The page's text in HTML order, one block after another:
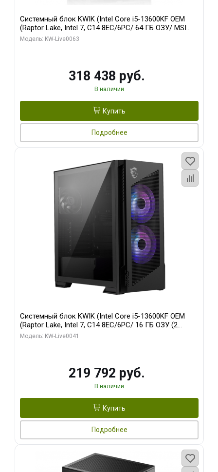
Системный блок KWIK (Intel Core i5-13600KF OEM
(Raptor Lake, Intel 7, C14 8EC/6PC/ 64 ГБ ОЗУ/ MSI
RTX5080 VENTUS 3X OC 16GB GDDR7 256bit 3xDP
Модель: KW-Live0063
318 438 руб.
В наличии
Купить
Подробнее
Системный блок KWIK (Intel Core i5-13600KF OEM
(Raptor Lake, Intel 7, C14 8EC/6PC/ 16 ГБ ОЗУ (2
модуля)/ Palit RTX5080 GAMINGPRO OC 16GB GDDR7
Модель: KW-Live0041
219 792 руб.
В наличии
Купить
Подробнее